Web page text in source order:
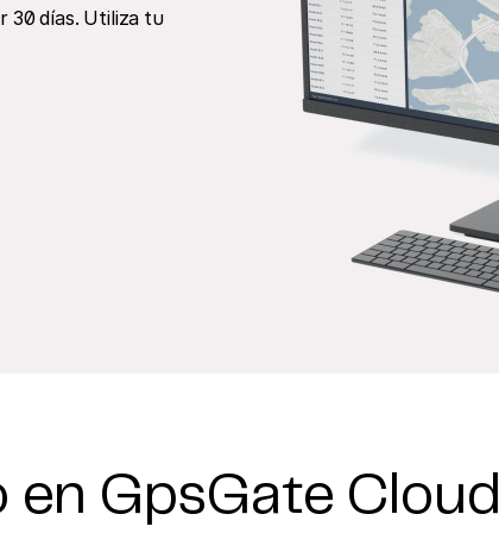
30 días. Utiliza tu
en GpsGate Cloud